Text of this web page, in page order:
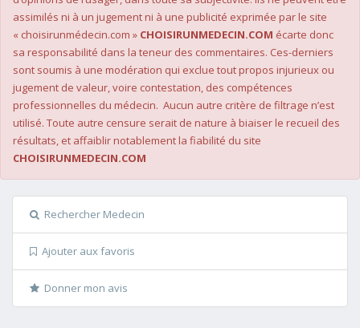
assimilés ni à un jugement ni à une publicité exprimée par le site
« choisirunmédecin.com » CHOISIRUNMEDECIN.COM écarte donc
sa responsabilité dans la teneur des commentaires. Ces-derniers
sont soumis à une modération qui exclue tout propos injurieux ou
jugement de valeur, voire contestation, des compétences
professionnelles du médecin. Aucun autre critère de filtrage n’est
utilisé. Toute autre censure serait de nature à biaiser le recueil des
résultats, et affaiblir notablement la fiabilité du site
CHOISIRUNMEDECIN.COM
Rechercher Medecin
Ajouter aux favoris
Donner mon avis